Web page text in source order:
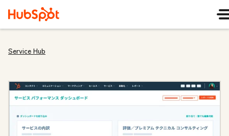
Service Hub